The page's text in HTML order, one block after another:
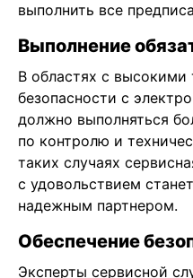
выполнить все
Выполнение
В областях с высокими
безопасности с
должно выполняться
по контролю и
таких случаях
с удовольствием
надежным партнером.
Обеспечение
Эксперты сервисной